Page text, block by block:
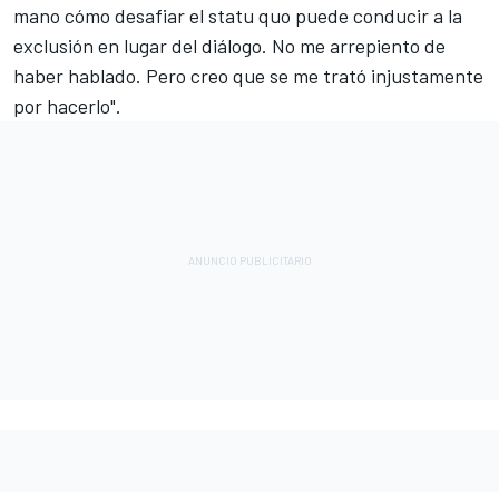
mano cómo desafiar el statu quo puede conducir a la
exclusión en lugar del diálogo. No me arrepiento de
haber hablado. Pero creo que se me trató injustamente
por hacerlo".